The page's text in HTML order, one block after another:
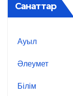
Санаттар
Ауыл
Әлеумет
Білім